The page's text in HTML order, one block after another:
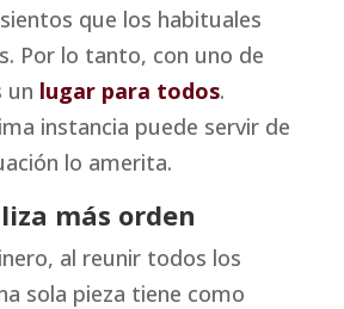
que los habituales
Por lo tanto, con uno de
un lugar para todos.
instancia puede servir de
lo amerita.
más orden
al reunir todos los
sola pieza tiene como